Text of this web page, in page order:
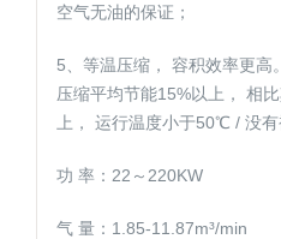
空气无油的保证；
5、等温压缩， 容积效率更高
压缩平均节能15%以上， 相
上， 运行温度小于50℃ / 没有
功 率：22～220KW
气 量：1.85-11.87m³/min